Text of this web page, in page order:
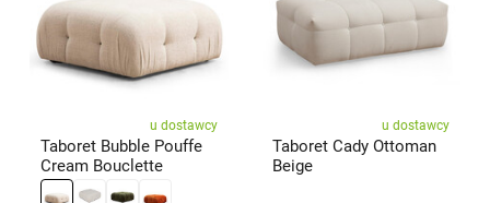
u dostawcy
Taboret Bubble Pouffe
Cream Bouclette
u dostawcy
Taboret Cady Ottoman
Beige